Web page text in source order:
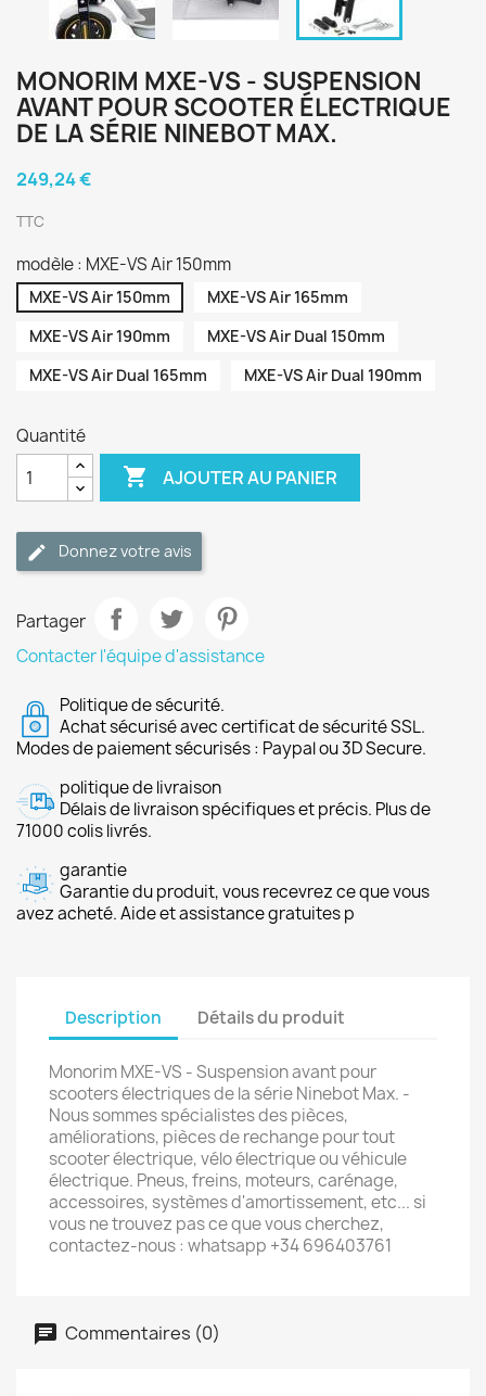
MONORIM MXE-VS - SUSPENSION
AVANT POUR SCOOTER ÉLECTRIQUE
DE LA SÉRIE NINEBOT MAX.
249,24 €
TTC
modèle : MXE-VS Air 150mm
MXE-VS Air 150mm
MXE-VS Air 165mm
MXE-VS Air 190mm
MXE-VS Air Dual 150mm
MXE-VS Air Dual 165mm
MXE-VS Air Dual 190mm
Quantité
 AJOUTER AU PANIER
Donnez votre avis
Partager
Contacter l'équipe d'assistance
Politique de sécurité.
Achat sécurisé avec certificat de sécurité SSL.
Modes de paiement sécurisés : Paypal ou 3D Secure.
politique de livraison
Délais de livraison spécifiques et précis. Plus de
71000 colis livrés.
garantie
Garantie du produit, vous recevrez ce que vous
avez acheté. Aide et assistance gratuites p
Description Détails du produit
Monorim MXE-VS - Suspension avant pour
scooters électriques de la série Ninebot Max. -
Nous sommes spécialistes des pièces,
améliorations, pièces de rechange pour tout
scooter électrique, vélo électrique ou véhicule
électrique. Pneus, freins, moteurs, carénage,
accessoires, systèmes d'amortissement, etc... si
vous ne trouvez pas ce que vous cherchez,
contactez-nous : whatsapp +34 696403761
Commentaires (0)